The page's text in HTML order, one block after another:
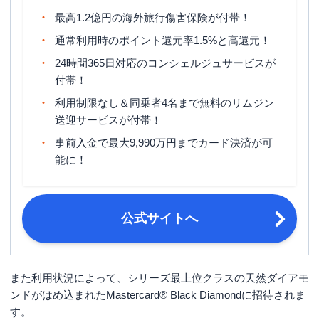
申し込み条件 学生を除く満20歳以上
必要書類
代表者の本人確認書類・引き落とし先
最高1.2億円の海外旅行傷害保険が付帯！
通常利用時のポイント還元率1.5%と高還元！
24時間365日対応のコンシェルジュサービスが
付帯！
利用制限なし＆同乗者4名まで無料のリムジン
送迎サービスが付帯！
事前入金で最大9,990万円までカード決済が可
能に！
公式サイトへ
また利用状況によって、シリーズ最上位クラスの天然ダイアモ
ンドがはめ込まれたMastercard® Black Diamondに招待されま
す。